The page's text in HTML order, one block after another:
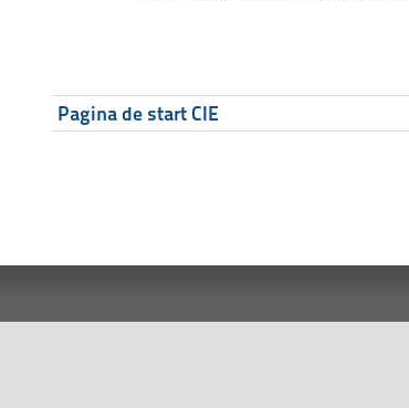
Pagina de start CIE